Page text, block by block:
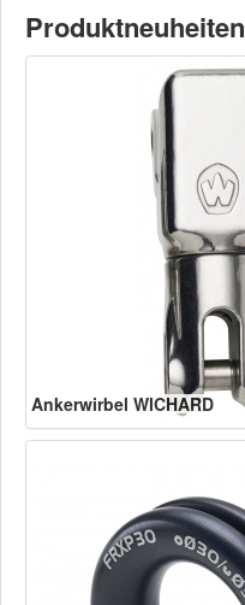
Produktneuheiten
Ankerwirbel WICHARD